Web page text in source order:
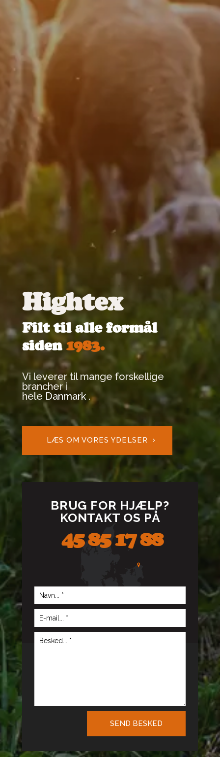
Hightex
Filt til alle formål
siden1983.
Vi leverer til mange forskellige
brancher i
hele Danmark.
LÆS OM VORES YDELSER
BRUG FOR HJÆLP?
KONTAKT OS PÅ
45 85 17 88
SEND BESKED